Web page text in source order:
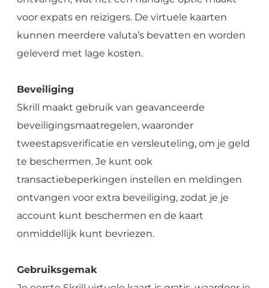
voor expats en reizigers. De virtuele kaarten
kunnen meerdere valuta’s bevatten en worden
geleverd met lage kosten.
Beveiliging
Skrill maakt gebruik van geavanceerde
beveiligingsmaatregelen, waaronder
tweestapsverificatie en versleuteling, om je geld
te beschermen. Je kunt ook
transactiebeperkingen instellen en meldingen
ontvangen voor extra beveiliging, zodat je je
account kunt beschermen en de kaart
onmiddellijk kunt bevriezen.
Gebruiksgemak